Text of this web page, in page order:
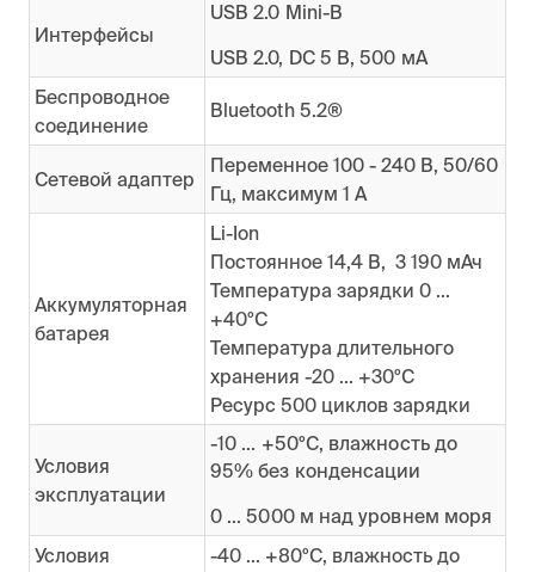
Интерфейсы
USB 2.0 Mini-B
USB 2.0, DC 5 В, 500 мА
Беспроводное
соединение
Bluetooth 5.2®
Сетевой адаптер
Переменное 100 - 240 В, 50/60
Гц, максимум 1 А
Аккумуляторная
батарея
Li-Ion
Постоянное 14,4 В, 3 190 мАч
Температура зарядки 0 ...
+40ºC
Температура длительного
хранения -20 ... +30ºC
Ресурс 500 циклов зарядки
Условия
эксплуатации
-10 ... +50ºC, влажность до
95% без конденсации
0 ... 5000 м над уровнем моря
Условия
-40 ... +80ºC, влажность до